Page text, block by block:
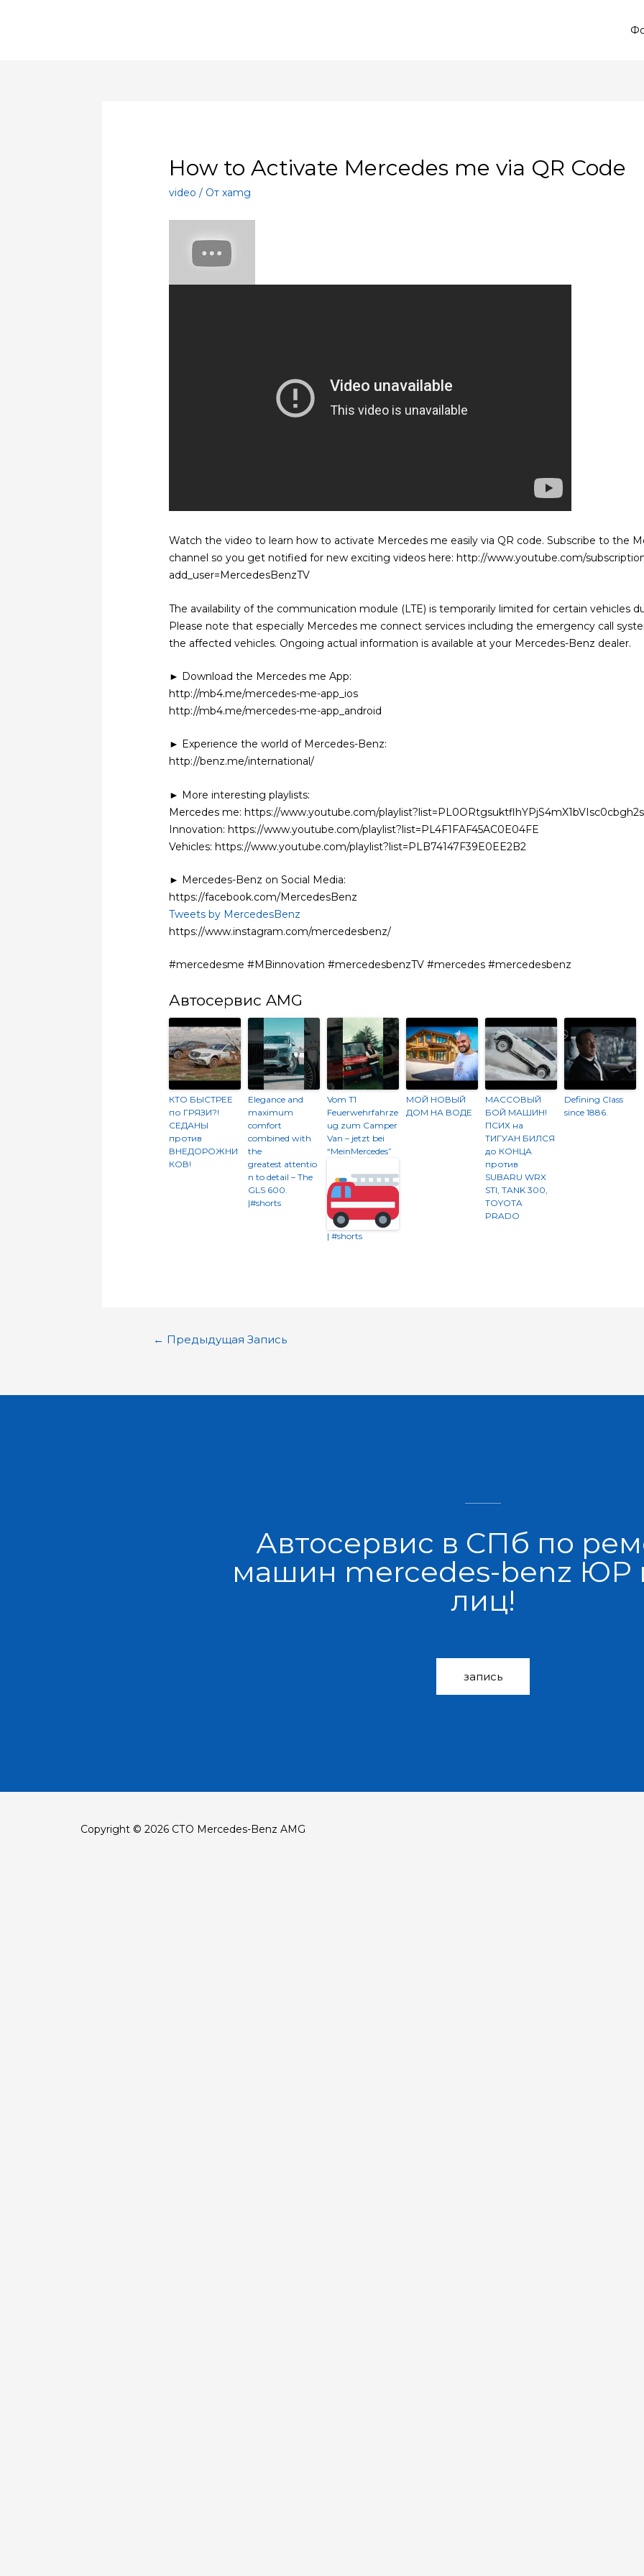
How to Activate Mercedes me via QR Code
video / От xamg
Watch the video to learn how to activate Mercedes me easily via QR code. Subscribe to the
channel so you get notified for new exciting videos here: http://www.youtube.com/
add_user=MercedesBenzTV
The availability of the communication module (LTE) is temporarily limited for certain vehicles
Please note that especially Mercedes me connect services including the emergency call
the affected vehicles. Ongoing actual information is available at your Mercedes-Benz dealer.
► Download the Mercedes me App:
http://mb4.me/mercedes-me-app_ios
http://mb4.me/mercedes-me-app_android
► Experience the world of Mercedes-Benz:
http://benz.me/international/
► More interesting playlists:
Mercedes me: https://www.youtube.com/playlist?list=PL0ORtgsuktflhYPjS4mX1bVIsc0cbgh2s
Innovation: https://www.youtube.com/playlist?list=PL4F1FAF45AC0E04FE
Vehicles: https://www.youtube.com/playlist?list=PLB74147F39E0EE2B2
► Mercedes-Benz on Social Media:
https://facebook.com/MercedesBenz
Tweets by MercedesBenz
https://www.instagram.com/mercedesbenz/
#mercedesme #MBinnovation #mercedesbenzTV #mercedes #mercedesbenz
Автосервис AMG
КТО БЫСТРЕЕ
по ГРЯЗИ?!
СЕДАНЫ
против
ВНЕДОРОЖНИ
КОВ!
Elegance and
maximum
comfort
combined with
the
greatest attentio
n to detail – The
GLS 600.​
|#shorts
Vom T1
Feuerwehrfahrze
ug zum Camper
Van – jetzt bei
“MeinMercedes”
| #shorts
МОЙ НОВЫЙ
ДОМ НА ВОДЕ
МАССОВЫЙ
БОЙ МАШИН!
ПСИХ на
ТИГУАН БИЛСЯ
до КОНЦА
против
SUBARU WRX
STI, TANK 300,
TOYOTA
PRADO
Defining Class
since 1886.
← Предыдущая Запись
Автосервис в СПб по
машин mercedes-benz
лиц!
запись
Copyright © 2026 СТО Mercedes-Benz AMG